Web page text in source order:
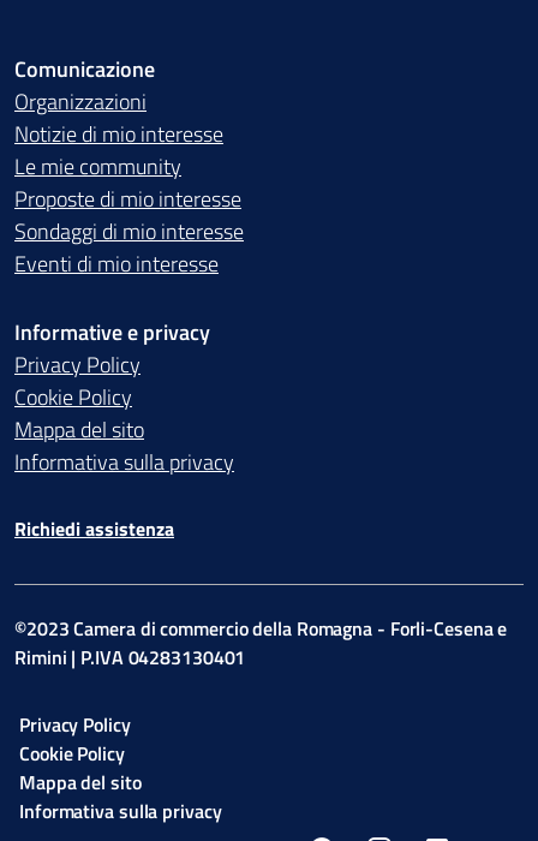
Comunicazione
Organizzazioni
Notizie di mio interesse
Le mie community
Proposte di mio interesse
Sondaggi di mio interesse
Eventi di mio interesse
Informative e privacy
Privacy Policy
Cookie Policy
Mappa del sito
Informativa sulla privacy
Richiedi assistenza
©2023 Camera di commercio della Romagna - Forli-Cesena e
Rimini | P.IVA 04283130401
Privacy Policy
Cookie Policy
Mappa del sito
Informativa sulla privacy